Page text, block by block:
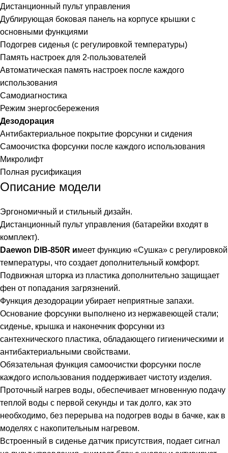
Дистанционный пульт управления
Дублирующая боковая панель на корпусе крышки с
основными функциями
Подогрев сиденья (с регулировкой температуры)
Память настроек для 2-пользователей
Автоматическая память настроек после каждого
использования
Самодиагностика
Режим энергосбережения
Дезодорация
Антибактериальное покрытие форсунки и сидения
Самоочистка форсунки после каждого использования
Микролифт
Полная русификация
Описание модели
Эргономичный и стильный дизайн.
Дистанционный пульт управления (батарейки входят в
комплект).
Daewon DIB-850R имеет функцию «Сушка» с регулировкой
температуры, что создает дополнительный комфорт.
Подвижная шторка из пластика дополнительно защищает
фен от попадания загрязнений.
Функция дезодорации убирает неприятные запахи.
Основание форсунки выполнено из нержавеющей стали;
сиденье, крышка и наконечник форсунки из
сантехнического пластика, обладающего гигиеническими и
антибактериальными свойствами.
Обязательная функция самоочистки форсунки после
каждого использования поддерживает чистоту изделия.
Проточный нагрев воды, обеспечивает мгновенную подачу
теплой воды с первой секунды и так долго, как это
необходимо, без перерыва на подогрев воды в бачке, как в
моделях с накопительным нагревом.
Встроенный в сиденье датчик присутствия, подает сигнал